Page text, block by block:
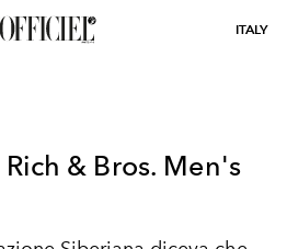
ITALY
& Bros. Men's